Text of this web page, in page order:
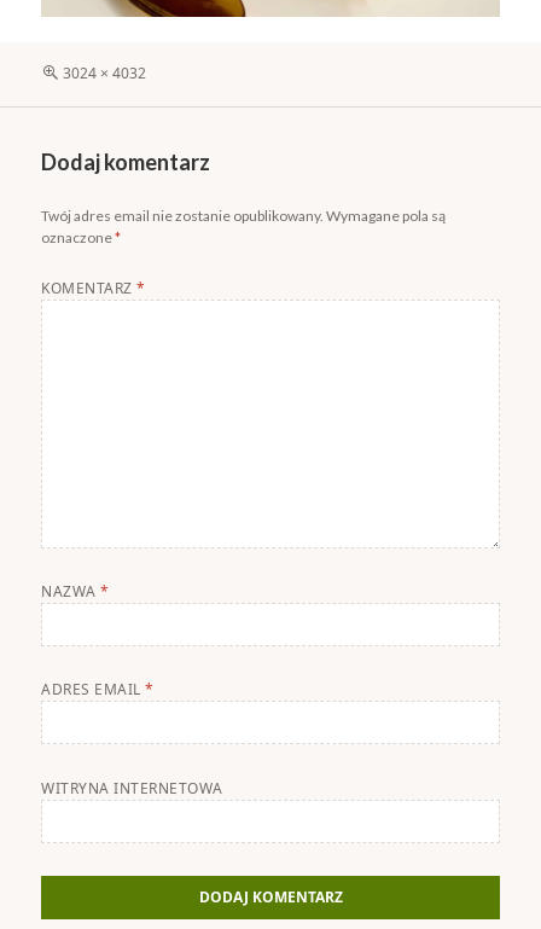
Pełny
3024 × 4032
Dodaj komentarz
Twój adres email nie zostanie opublikowany. Wymagane pola są
oznaczone*
KOMENTARZ*
NAZWA*
ADRES EMAIL*
WITRYNA INTERNETOWA